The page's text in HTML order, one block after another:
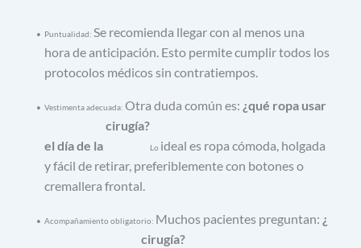
Puntualidad: Se recomienda llegar con al menos una
hora de anticipación. Esto permite cumplir todos los
protocolos médicos sin contratiempos.
Vestimenta adecuada: Otra duda común es: ¿qué ropa usar
el día de la
cirugía?
Lo ideal es ropa cómoda, holgada
y fácil de retirar, preferiblemente con botones o
cremallera frontal.
Acompañamiento obligatorio: Muchos pacientes preguntan: ¿
cirugía?